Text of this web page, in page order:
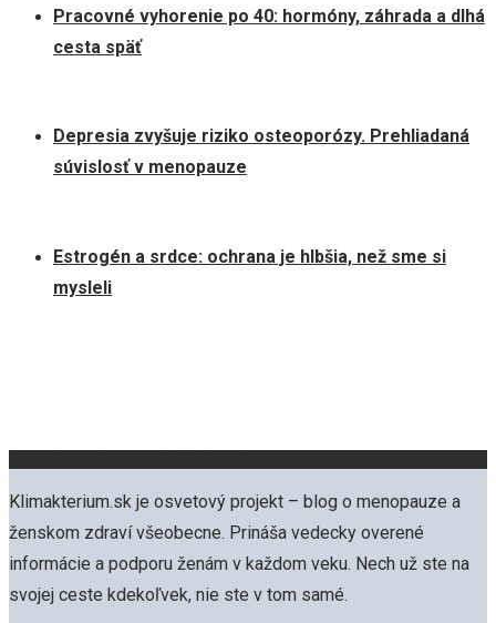
Pracovné vyhorenie po 40: hormóny, záhrada a dlhá
cesta späť
Depresia zvyšuje riziko osteoporózy. Prehliadaná
súvislosť v menopauze
Estrogén a srdce: ochrana je hlbšia, než sme si
mysleli
Klimakterium.sk je osvetový projekt – blog o menopauze a
ženskom zdraví všeobecne. Prináša vedecky overené
informácie a podporu ženám v každom veku. Nech už ste na
svojej ceste kdekoľvek, nie ste v tom samé.